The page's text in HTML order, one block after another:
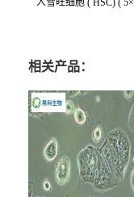
人雪旺细胞 ( HSC) ( 5×
相关产品：